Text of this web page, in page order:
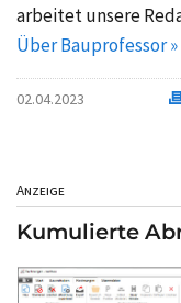
arbeitet unsere
Über Bauprofessor »
02.04.2023
Anzeige
Kumulierte